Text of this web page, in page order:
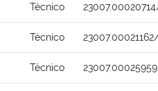
Técnico
Técnico
Técnico